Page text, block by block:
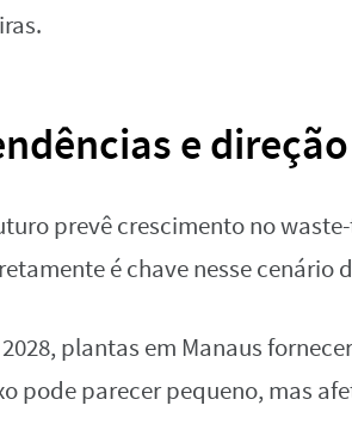
e
prevê crescimento no
é chave nesse cenário
plantas em Manaus
pode parecer pequeno, mas